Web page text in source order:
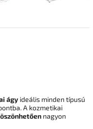
ágy ideális minden típusú
A kozmetikai
nagyon